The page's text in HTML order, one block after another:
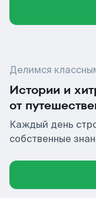
Делимся
Истории и
от
Каждый день
собственные